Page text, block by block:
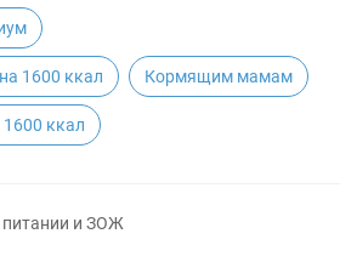
1600 ккал Кормящим мамам
1600 ккал
и ЗОЖ